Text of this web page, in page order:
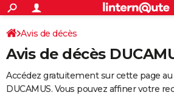
ACTUALITÉS
Politique
Société
Faits Divers
Education
Monde
Villes
+
SPORT
Coupe du monde 2026
Football
Tennis
Cyclisme
Rugby
Forum
Programme TV
TNT
Streaming
Cinéma
Sorties cinéma
Musique
+
FINANCE
Avis de décès
Avis de décès
Accédez gratuitement sur cette page
DUCAMUS. Vous pouvez affiner votre